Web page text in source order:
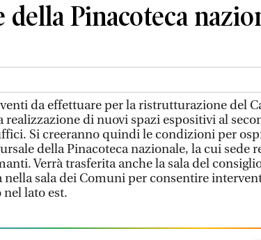
della Pinacoteca
da effettuare per la ristrutturazione del
realizzazione di nuovi spazi espositivi al
Si creeranno quindi le condizioni per
della Pinacoteca nazionale, la cui sede
Verrà trasferita anche la sala del
nella sala dei Comuni per consentire
lato est.